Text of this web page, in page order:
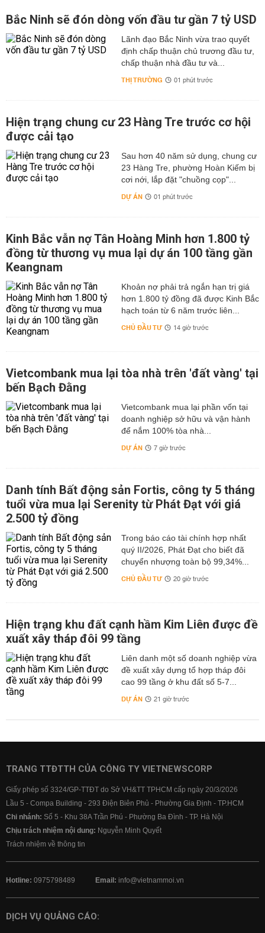
Bắc Ninh sẽ đón dòng vốn đầu tư gần 7 tỷ USD
Lãnh đạo Bắc Ninh vừa trao quyết
định chấp thuận chủ trương đầu tư,
chấp thuận nhà đầu tư và...
THỊ TRƯỜNG 01 phút trước
Hiện trạng chung cư 23 Hàng Tre trước cơ hội
được cải tạo
Sau hơn 40 năm sử dụng, chung cư
23 Hàng Tre, phường Hoàn Kiếm bị
cơi nới, lắp đặt "chuồng cọp"...
DỰ ÁN 01 phút trước
Kinh Bắc vẫn nợ Tân Hoàng Minh hơn 1.800 tỷ
đồng từ thương vụ mua lại dự án 100 tầng gần
Keangnam
hơn 1.800 tỷ đồng đã được Kinh Bắc
hạch toán từ 6 năm trước liên...
CHỦ ĐẦU TƯ 14 giờ trước
Vietcombank mua lại tòa nhà trên 'đất vàng' tại
bến Bạch Đằng
Vietcombank mua lại phần vốn tại
doanh nghiệp sở hữu và vận hành
để nắm 100% tòa nhà...
DỰ ÁN 7 giờ trước
Danh tính Bất động sản Fortis, công ty 5 tháng
tuổi vừa mua lại Serenity từ Phát Đạt với giá
2.500 tỷ đồng
Trong báo cáo tài chính hợp nhất
quý II/2026, Phát Đạt cho biết đã
chuyển nhượng toàn bộ 99,34%...
CHỦ ĐẦU TƯ 20 giờ trước
Hiện trạng khu đất cạnh hầm Kim Liên được đề
xuất xây tháp đôi 99 tầng
Liên danh một số doanh nghiệp vừa
đề xuất xây dựng tổ hợp tháp đôi
cao 99 tầng ở khu đất số 5-7...
DỰ ÁN 21 giờ trước
TRANG TTĐTTH CỦA CÔNG TY VIETNEWSCORP
Giấy phép số 3324/GP-TTĐT do Sở VH&TT TPHCM cấp ngày 20/3/2026
Lầu 5 - Compa Building - 293 Điện Biên Phủ - Phường Gia Định - TP.HCM
Chi nhánh: Số 5 - Khu 38A Trần Phú - Phường Ba Đình - TP. Hà Nội
Chịu trách nhiệm nội dung: Nguyễn Minh Quyết
Trách nhiệm về thông tin
Hotline: 0975798489 Email: info@vietnammoi.vn
DỊCH VỤ QUẢNG CÁO: